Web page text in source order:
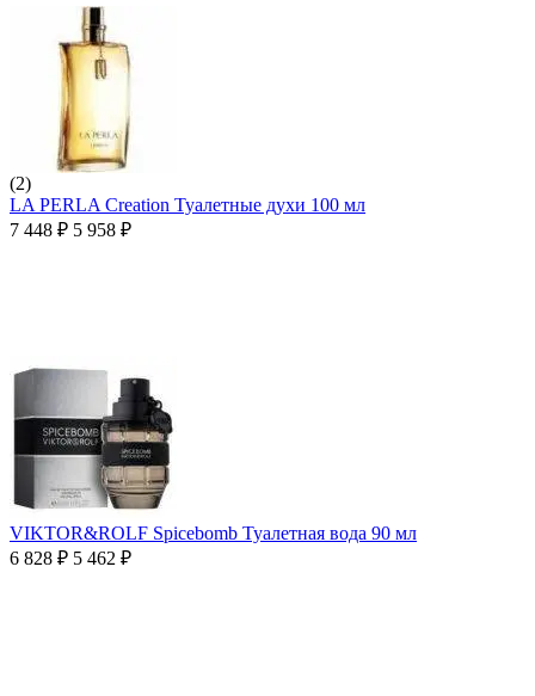
(2)
LA PERLA Creation Туалетные духи 100 мл
7 448 ₽ 5 958 ₽
VIKTOR&ROLF Spicebomb Туалетная вода 90 мл
6 828 ₽ 5 462 ₽